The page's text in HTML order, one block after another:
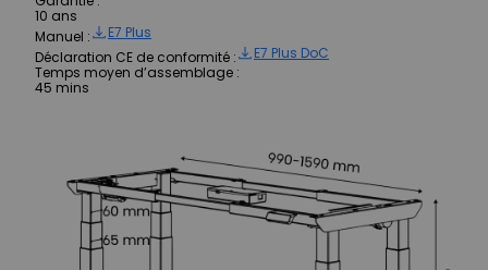
10 ans
Manuel :
E7 Plus
Déclaration CE de conformité :
E7 Plus DoC
Temps moyen d’assemblage :
45 mins